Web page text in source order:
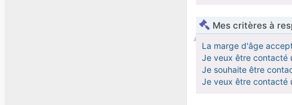
Mes critères à
La marge d'âge
Je veux être contacté
Je souhaite être
Je veux être contacté